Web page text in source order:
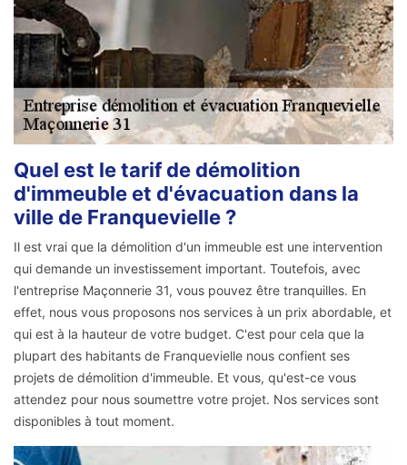
Quel est le tarif de démolition
d'immeuble et d'évacuation dans la
ville de Franquevielle ?
Il est vrai que la démolition d'un immeuble est une intervention
qui demande un investissement important. Toutefois, avec
l'entreprise Maçonnerie 31, vous pouvez être tranquilles. En
effet, nous vous proposons nos services à un prix abordable, et
qui est à la hauteur de votre budget. C'est pour cela que la
plupart des habitants de Franquevielle nous confient ses
projets de démolition d'immeuble. Et vous, qu'est-ce vous
attendez pour nous soumettre votre projet. Nos services sont
disponibles à tout moment.